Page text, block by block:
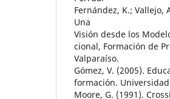
Fernández, K.; Vallejo,
Una
Visión desde los
cional, Formación de
Valparaíso.
Gómez, V. (2005).
formación.
Moore, G. (1991).